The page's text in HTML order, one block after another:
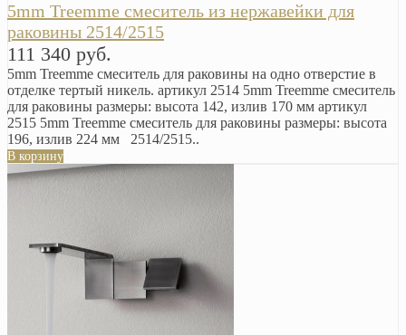
5mm Treemme смеситель из нержавейки для
раковины 2514/2515
111 340 руб.
5mm Treemme смеситель для раковины на одно отверстие в
отделке тертый никель. артикул 2514 5mm Treemme смеситель
для раковины размеры: высота 142, излив 170 мм артикул
2515 5mm Treemme смеситель для раковины размеры: высота
196, излив 224 мм 2514/2515..
В корзину